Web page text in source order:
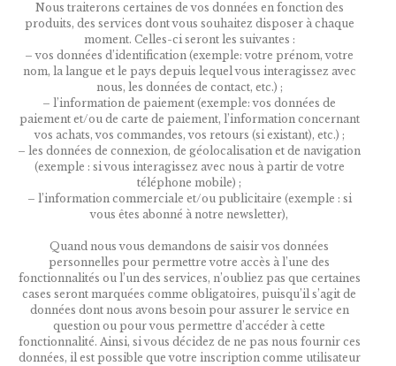
Nous traiterons certaines de vos données en fonction des
produits, des services dont vous souhaitez disposer à chaque
moment. Celles-ci seront les suivantes :
– vos données d’identification (exemple: votre prénom, votre
nom, la langue et le pays depuis lequel vous interagissez avec
nous, les données de contact, etc.) ;
– l’information de paiement (exemple: vos données de
paiement et/ou de carte de paiement, l’information concernant
vos achats, vos commandes, vos retours (si existant), etc.) ;
– les données de connexion, de géolocalisation et de navigation
(exemple : si vous interagissez avec nous à partir de votre
téléphone mobile) ;
– l’information commerciale et/ou publicitaire (exemple : si
vous êtes abonné à notre newsletter),
Quand nous vous demandons de saisir vos données
personnelles pour permettre votre accès à l’une des
fonctionnalités ou l’un des services, n’oubliez pas que certaines
cases seront marquées comme obligatoires, puisqu’il s’agit de
données dont nous avons besoin pour assurer le service en
question ou pour vous permettre d’accéder à cette
fonctionnalité. Ainsi, si vous décidez de ne pas nous fournir ces
données, il est possible que votre inscription comme utilisateur